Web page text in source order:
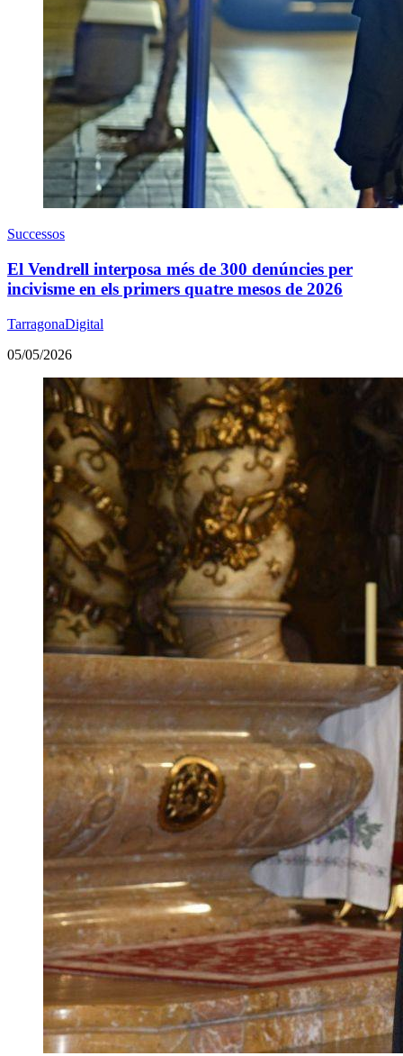
Successos
El Vendrell interposa més de 300 denúncies per
incivisme en els primers quatre mesos de 2026
TarragonaDigital
05/05/2026